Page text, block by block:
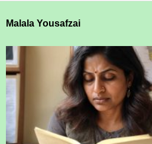
Malala Yousafzai